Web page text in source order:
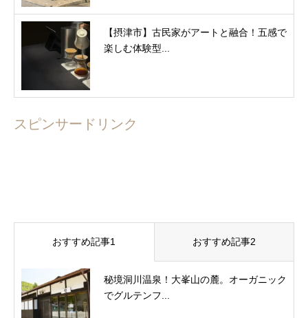
【摂津市】古民家がアートと融合！五感で
楽しむ体験型...
スピンサードリンク
おすすめ記事1 おすすめ記事2
秘境洞川温泉！大峯山の麓。オーガニック
でグルテンフ...